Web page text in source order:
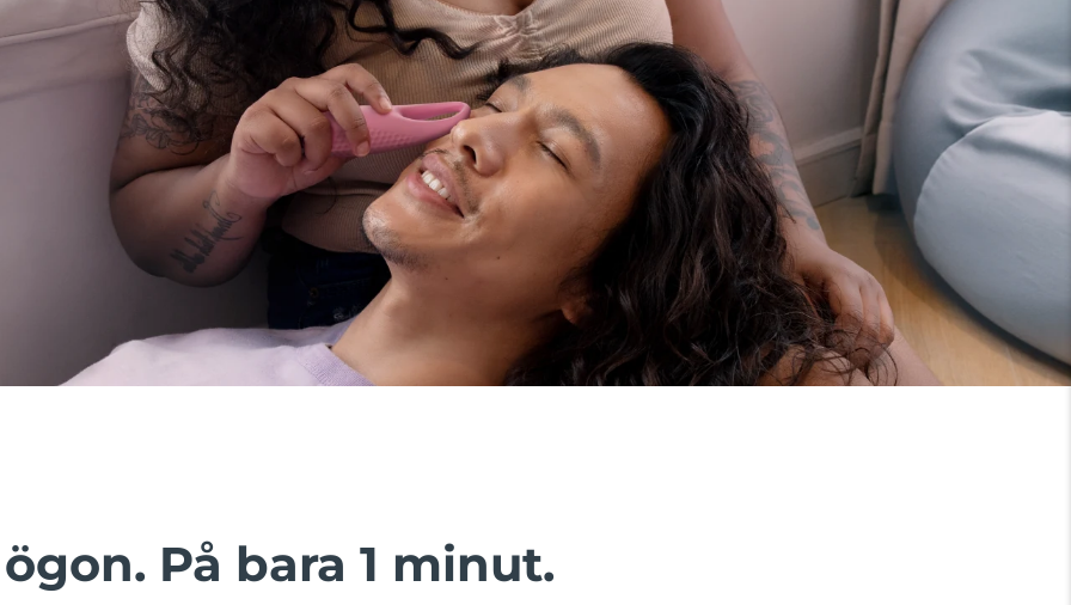
På bara 1 minut.
Mina adresser
Mina prenumerationer